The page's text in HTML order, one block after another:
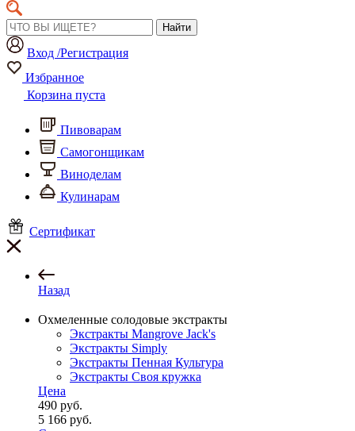
Найти
Вход /Регистрация
Избранное
Корзина пуста
Пивоварам
Самогонщикам
Виноделам
Кулинарам
Сертификат
Назад
Охмеленные солодовые экстракты
Экстракты Mangrove Jack's
Экстракты Simply
Экстракты Пенная Культура
Экстракты Своя кружка
Цена
490 руб.
5 166 руб.